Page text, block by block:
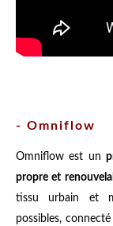
- Omniflow
Omniflow est un
propre et
tissu urbain et
possibles,